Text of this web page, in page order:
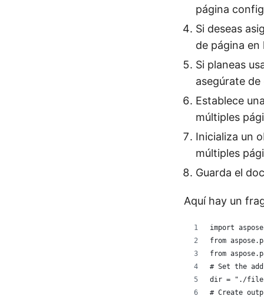
página
Si deseas
de página en
Si planeas
asegúrate
Establece
múltiples
Inicializa un
múltiples
Guarda el
Aquí hay un
import
from
from
# Set the
dir = "./
# Create